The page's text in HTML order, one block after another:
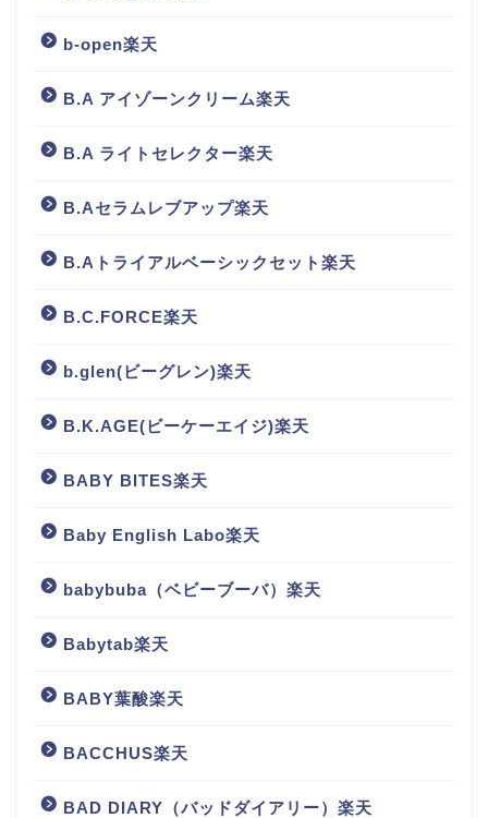
b-open楽天
B.A アイゾーンクリーム楽天
B.A ライトセレクター楽天
B.Aセラムレブアップ楽天
B.Aトライアルベーシックセット楽天
B.C.FORCE楽天
b.glen(ビーグレン)楽天
B.K.AGE(ビーケーエイジ)楽天
BABY BITES楽天
Baby English Labo楽天
babybuba（ベビーブーバ）楽天
Babytab楽天
BABY葉酸楽天
BACCHUS楽天
BAD DIARY（バッドダイアリー）楽天